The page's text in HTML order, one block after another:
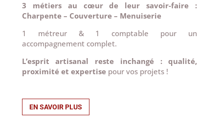
3 métiers au cœur de leur savoir-faire :
Charpente – Couverture – Menuiserie
1 métreur & 1 comptable pour un
accompagnement complet.
L’esprit artisanal reste inchangé : qualité,
proximité et expertisepour vos projets !
EN SAVOIR PLUS